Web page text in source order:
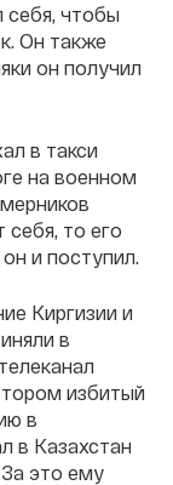
себя, чтобы
Он также
он получил
в такси
на военном
себя, то его
и поступил.
Киргизии и
в
избитый
в
в Казахстан
За это ему